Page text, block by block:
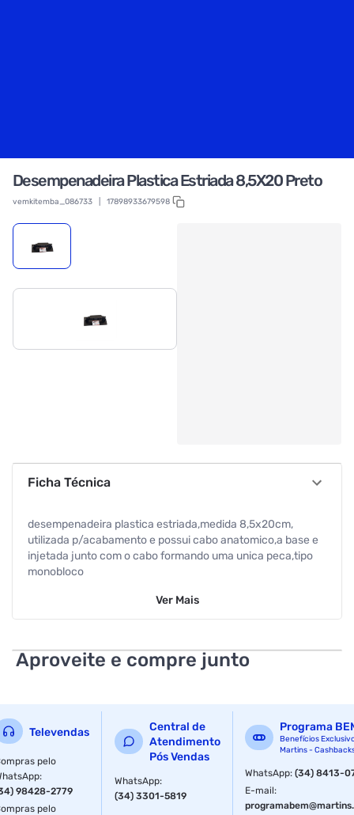
Desempenadeira Plastica Estriada 8,5X20 Preto
vemkitemba_086733 17898933679598
Ficha Técnica
desempenadeira plastica estriada,medida 8,5x20cm,
utilizada p/acabamento e possui cabo anatomico,a base e
injetada junto com o cabo formando uma unica peca,tipo
monobloco
Ver Mais
Aproveite e compre junto
Televendas
pelo
:
98428-2779
pelo
Central de
Atendimento
Pós Vendas
WhatsApp:
(34) 3301-5819
Programa
Benefícios
Martins -
WhatsApp:(34) 8413-
E-mail: